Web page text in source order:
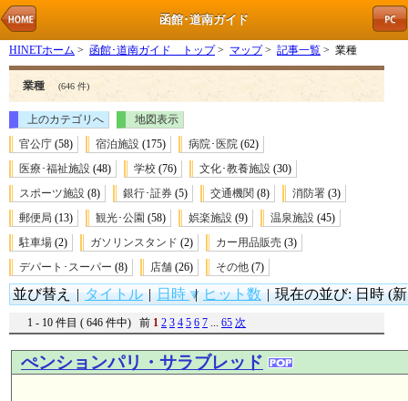
函館･道南ガイド
HINETホーム > 函館･道南ガイド トップ> マップ> 記事一覧 > 業種
業種 (646 件)
上のカテゴリへ
地図表示
官公庁 (58) 宿泊施設 (175) 病院･医院 (62)
医療･福祉施設 (48) 学校 (76) 文化･教養施設 (30)
スポーツ施設 (8) 銀行･証券 (5) 交通機関 (8) 消防署 (3)
郵便局 (13) 観光･公園 (58) 娯楽施設 (9) 温泉施設 (45)
駐車場 (2) ガソリンスタンド (2) カー用品販売 (3)
デパート･スーパー (8) 店舗 (26) その他 (7)
並び替え | タイトル | 日時 | ヒット数 | 現在の並び: 日時 (
1 - 10 件目 ( 646 件中) 前 1 2 3 4 5 6 7 ... 65 次
ぺンションパリ・サラブレッド